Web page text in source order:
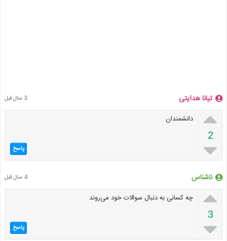
تیانا هدایتی 3 سال قبل

2

دانشمندان
پاسخ
ناشناس 4 سال قبل

3

چه کسانی به دنبال سوالات خود می‌روند
پاسخ